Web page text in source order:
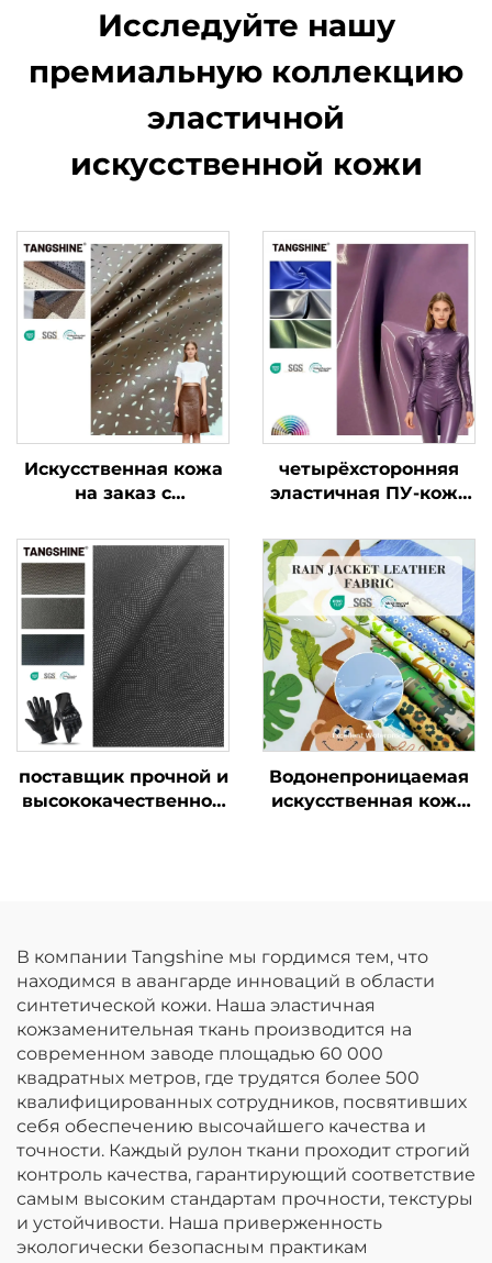
Исследуйте нашу
премиальную коллекцию
эластичной
искусственной кожи
Искусственная кожа
на заказ с
кожеподобная ткань
для одежды и курток
четырёхсторонняя
эластичная ПУ-кожа
патентованной
отделкой
поставщик прочной и
высококачественной
Водонепроницаемая
искусственная кожа
курток.
В компании Tangshine мы гордимся тем, что
находимся в авангарде инноваций в области
синтетической кожи. Наша эластичная
кожзаменительная ткань производится на
современном заводе площадью 60 000
квадратных метров, где трудятся более 500
квалифицированных сотрудников, посвятивших
себя обеспечению высочайшего качества и
точности. Каждый рулон ткани проходит строгий
контроль качества, гарантирующий соответствие
самым высоким стандартам прочности, текстуры
и устойчивости. Наша приверженность
экологически безопасным практикам